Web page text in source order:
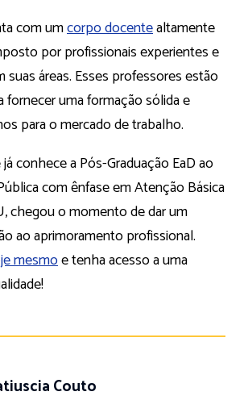
com umcorpo docentealtamente
por profissionais experientes e
suas áreas. Esses professores estão
fornecer uma formação sólida e
para o mercado de trabalho.
conhece a Pós-Graduação EaD ao
com ênfase em Atenção Básica
chegou o momento de dar um
ao aprimoramento profissional.
mesmoe tenha acesso a uma
Couto